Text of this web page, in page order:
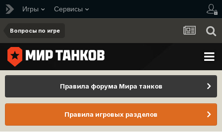
Игры Сервисы
Вопросы по игре
Правила форума Мира танков
Правила игровых разделов